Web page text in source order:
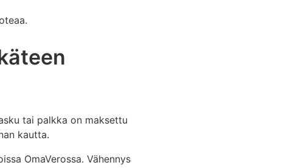
tai palkka on maksettu
kautta.
OmaVerossa. Vähennys